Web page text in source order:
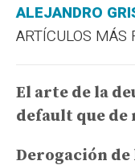
ALEJANDRO
ARTÍCULOS MÁS
El arte de la
default que de
Derogación de